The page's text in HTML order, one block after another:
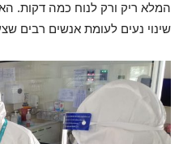
המלא ריק ורק לנוח כמה דקות.
שינוי נעים לעומת אנשים רבים